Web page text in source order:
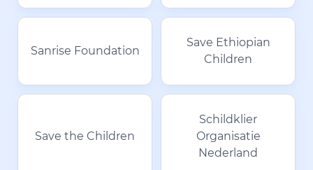
Sanrise Foundation
Save Ethiopian
Children
Save the Children
Schildklier
Organisatie
Nederland